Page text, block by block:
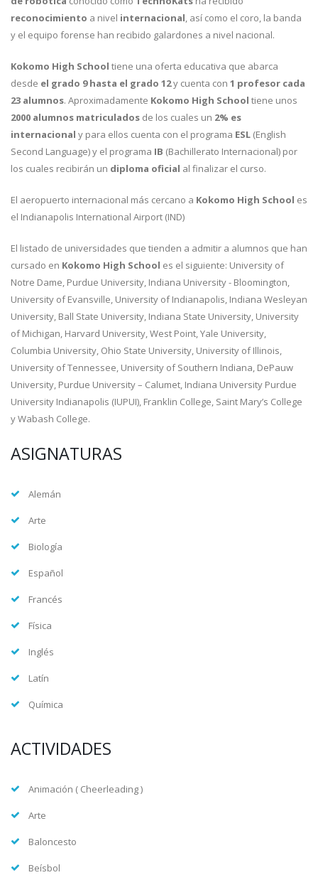
reconocimiento a nivel internacional, así como el coro, la banda
y el equipo forense han recibido galardones a nivel nacional.
Kokomo High School tiene una oferta educativa que abarca
desde el grado 9 hasta el grado 12y cuenta con 1 profesor cada
23 alumnos. Aproximadamente Kokomo High School tiene unos
2000 alumnos matriculados de los cuales un 2% es
internacional y para ellos cuenta con el programa ESL (English
Second Language) y el programa IB (Bachillerato Internacional) por
los cuales recibirán un diploma oficial al finalizar el curso.
El aeropuerto internacional más cercano a Kokomo High School es
el Indianapolis International Airport (IND)
El listado de universidades que tienden a admitir a alumnos que han
cursado en Kokomo High School es el siguiente: University of
Notre Dame, Purdue University, Indiana University - Bloomington,
University of Evansville, University of Indianapolis, Indiana Wesleyan
University, Ball State University, Indiana State University, University
of Michigan, Harvard University, West Point, Yale University,
Columbia University, Ohio State University, University of Illinois,
University of Tennessee, University of Southern Indiana, DePauw
University, Purdue University – Calumet, Indiana University Purdue
University Indianapolis (IUPUI), Franklin College, Saint Mary’s College
y Wabash College.
ASIGNATURAS
Alemán
Arte
Biología
Español
Francés
Física
Inglés
Latín
Química
ACTIVIDADES
Animación ( Cheerleading )
Arte
Baloncesto
Beísbol